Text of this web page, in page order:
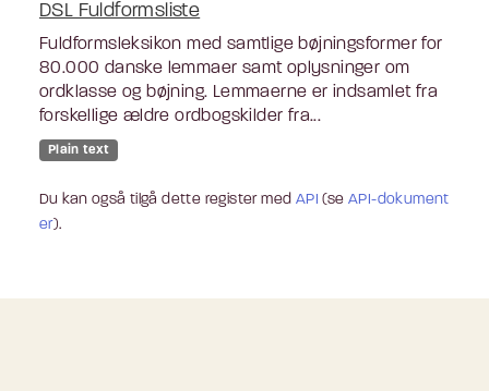
DSL Fuldformsliste
Fuldformsleksikon med samtlige bøjningsformer for
80.000 danske lemmaer samt oplysninger om
ordklasse og bøjning. Lemmaerne er indsamlet fra
forskellige ældre ordbogskilder fra...
Plain text
Du kan også tilgå dette register med API (seAPI-dokument
er).